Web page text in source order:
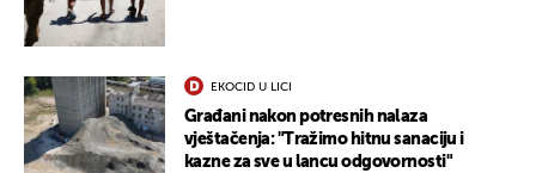
EKOCID U LICI
Građani nakon potresnih nalaza
vještačenja: "Tražimo hitnu sanaciju i
kazne za sve u lancu odgovornosti"
UKLJUČITE NOTIFIKACIJE